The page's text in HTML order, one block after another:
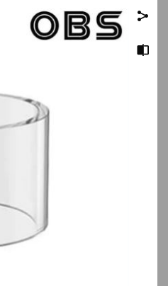
صاف
برای فعال شدن سبد خرید و نمایش